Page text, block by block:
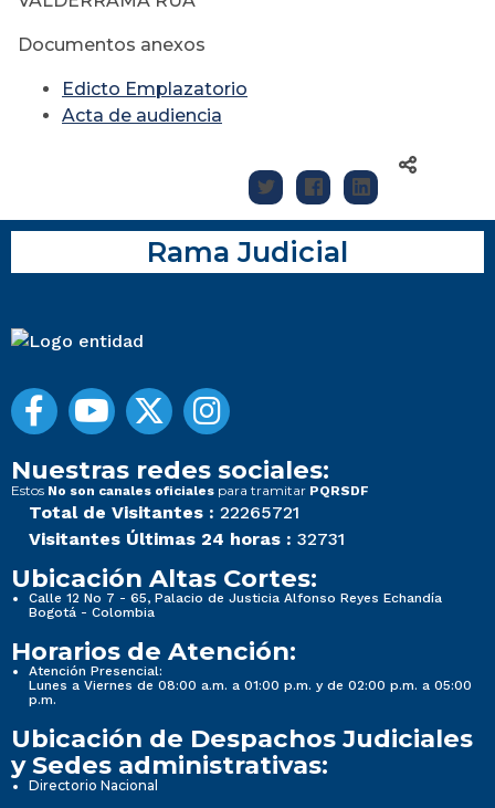
Documentos anexos
Edicto Emplazatorio
Acta de audiencia
Rama Judicial
Nuestras redes sociales:
Estos No son canales oficiales para tramitar PQRSDF
Total de Visitantes : 22265721
Visitantes Últimas 24 horas : 32731
Ubicación Altas Cortes:
Calle 12 No 7 - 65, Palacio de Justicia Alfonso Reyes Echandía
Bogotá - Colombia
Horarios de Atención:
Atención Presencial:
Lunes a Viernes de 08:00 a.m. a 01:00 p.m. y de 02:00 p.m. a 05:00
p.m.
Ubicación de Despachos Judiciales
y Sedes administrativas:
Directorio Nacional